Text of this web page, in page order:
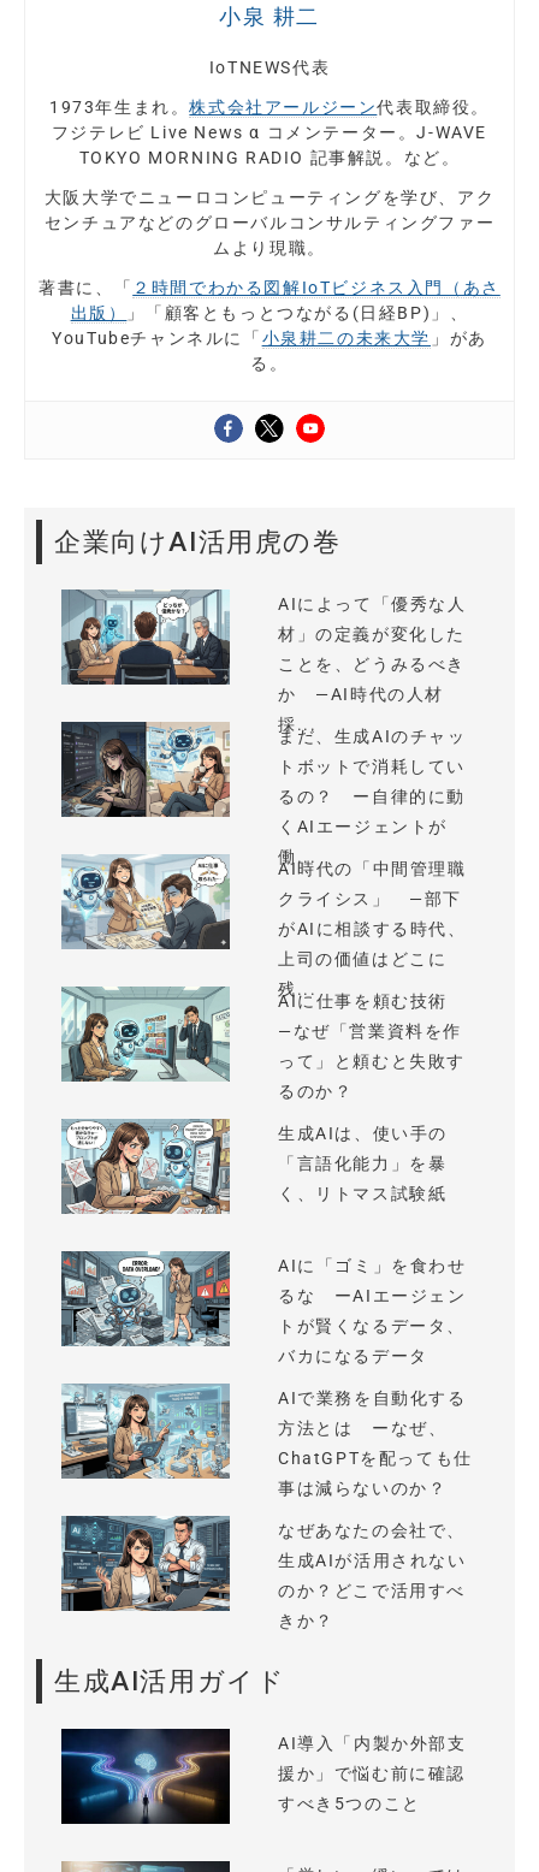
小泉 耕二
IoTNEWS代表
1973年生まれ。株式会社アールジーン代表取締役。
フジテレビ Live News α コメンテーター。J-WAVE
TOKYO MORNING RADIO 記事解説。など。
大阪大学でニューロコンピューティングを学び、アク
センチュアなどのグローバルコンサルティングファー
ムより現職。
著書に、「 ２時間でわかる図解IoTビジネス入門（あさ
出版）
」「顧客ともっとつながる(日経BP)」、
YouTubeチャンネルに「 小泉耕二の未来大学 」があ
る。
企業向けAI活用虎の巻
AIによって「優秀な人
材」の定義が変化した
ことを、どうみるべき
か —AI時代の人材
採...
まだ、生成AIのチャッ
トボットで消耗してい
るの？ ー自律的に動
くAIエージェントが
働...
AI時代の「中間管理職
クライシス」 —部下
がAIに相談する時代、
上司の価値はどこに
残...
AIに仕事を頼む技術
—なぜ「営業資料を作
って」と頼むと失敗す
るのか？
生成AIは、使い手の
「言語化能力」を暴
く、リトマス試験紙
AIに「ゴミ」を食わせ
るな ーAIエージェン
トが賢くなるデータ、
バカになるデータ
AIで業務を自動化する
方法とは ーなぜ、
ChatGPTを配っても仕
事は減らないのか？
なぜあなたの会社で、
生成AIが活用されない
のか？どこで活用すべ
きか？
生成AI活用ガイド
AI導入「内製か外部支
援か」で悩む前に確認
すべき5つのこと